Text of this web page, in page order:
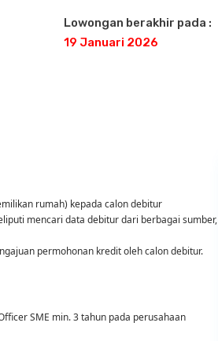
Lowongan berakhir pada :
19 Januari 2026
rumah) kepada calon debitur
mencari data debitur dari berbagai sumber,
permohonan kredit oleh calon debitur.
SME min. 3 tahun pada perusahaan